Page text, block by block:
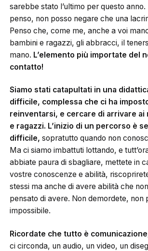
sarebbe stato l’ultimo per questo
penso, non posso negare che una
Penso che, come me, anche a voi
bambini e ragazzi, gli abbracci, il
mano. L’elemento più importate del
contatto!
Siamo stati catapultati in una
difficile, complessa che ci ha
reinventarsi, e cercare di arrivare ai
e ragazzi. L’inizio di un percorso è
difficile, sopratutto quando non
Ma ci siamo imbattuti lottando, e
abbiate paura di sbagliare, mettete in
vostre conoscenze e abilità,
stessi ma anche di avere abilità che
pensato di avere. Non demordete, non
impossibile.
Ricordate che tutto è comunicazione
ci circonda, un audio, un video, un